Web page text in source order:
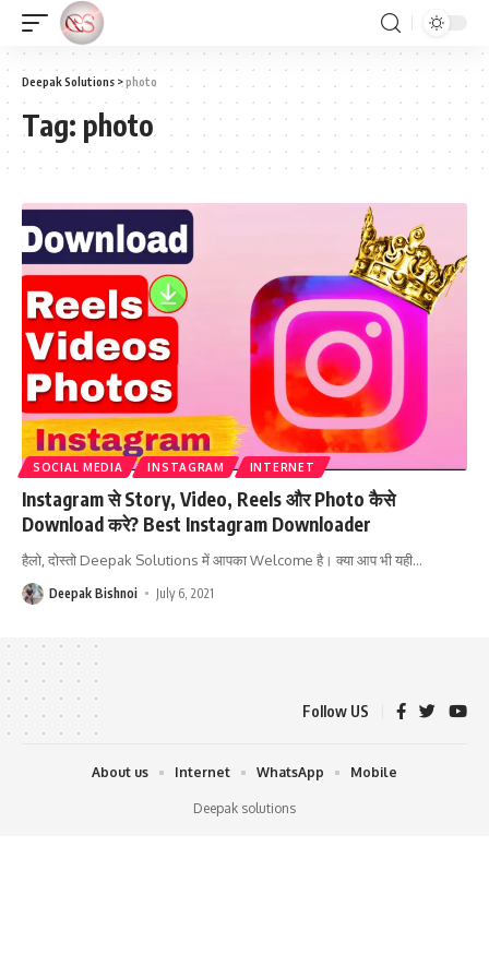
Deepak Solutions >photo
Tag: photo
SOCIAL MEDIA INSTAGRAM INTERNET
Instagram से Story, Video, Reels और Photo कैसे
Download करे? Best Instagram Downloader
हैलो, दोस्तो Deepak Solutions में आपका Welcome है। क्या आप भी यही…
Deepak Bishnoi July 6, 2021
Follow US
Deepak solutions
About us Internet WhatsApp Mobile